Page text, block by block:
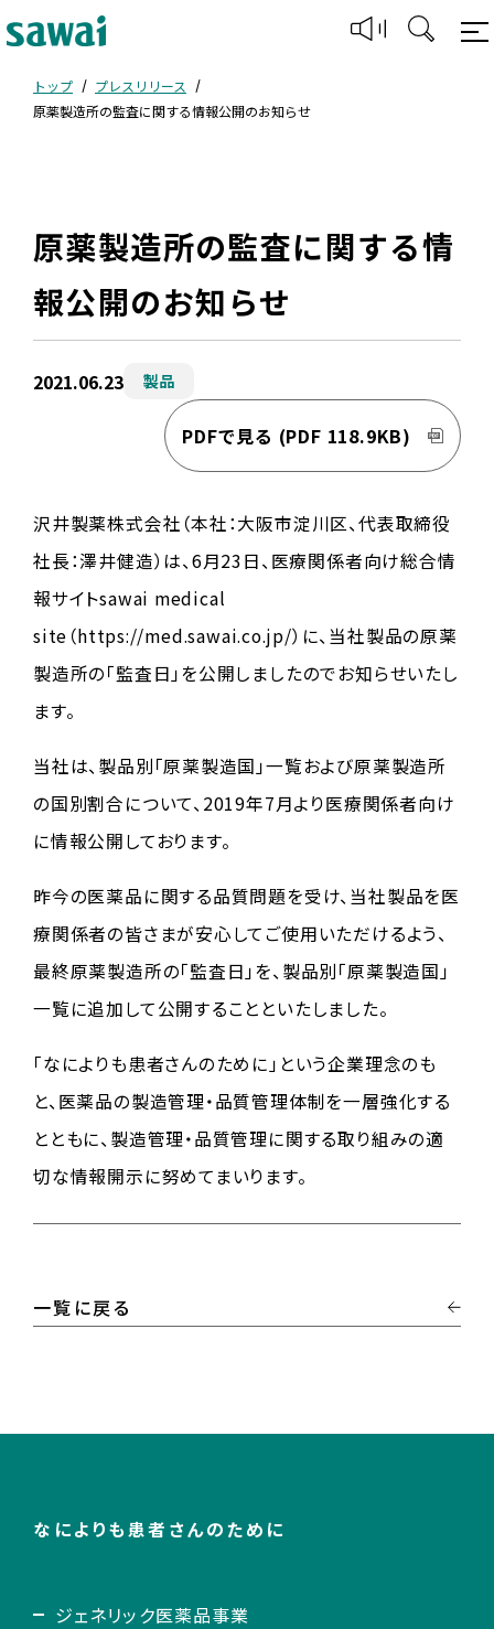
トップ
プレスリリース
原薬製造所の監査に関する情報公開のお知らせ
原薬製造所の監査に関する情
報公開のお知らせ
2021.06.23 製品
PDFで見る (PDF 118.9KB)
沢井製薬株式会社（本社：大阪市淀川区、代表取締役
社長：澤井健造）は、6月23日、医療関係者向け総合情
報サイトsawai medical
site（https://med.sawai.co.jp/）に、当社製品の原薬
製造所の「監査日」を公開しましたのでお知らせいたし
ます。
当社は、製品別「原薬製造国」一覧および原薬製造所
の国別割合について、2019年7月より医療関係者向け
に情報公開しております。
昨今の医薬品に関する品質問題を受け、当社製品を医
療関係者の皆さまが安心してご使用いただけるよう、
最終原薬製造所の「監査日」を、製品別「原薬製造国」
一覧に追加して公開することといたしました。
「なによりも患者さんのために」という企業理念のも
と、医薬品の製造管理・品質管理体制を一層強化する
とともに、製造管理・品質管理に関する取り組みの適
切な情報開示に努めてまいります。
一覧に戻る
なによりも患者さんのために
ジェネリック医薬品事業